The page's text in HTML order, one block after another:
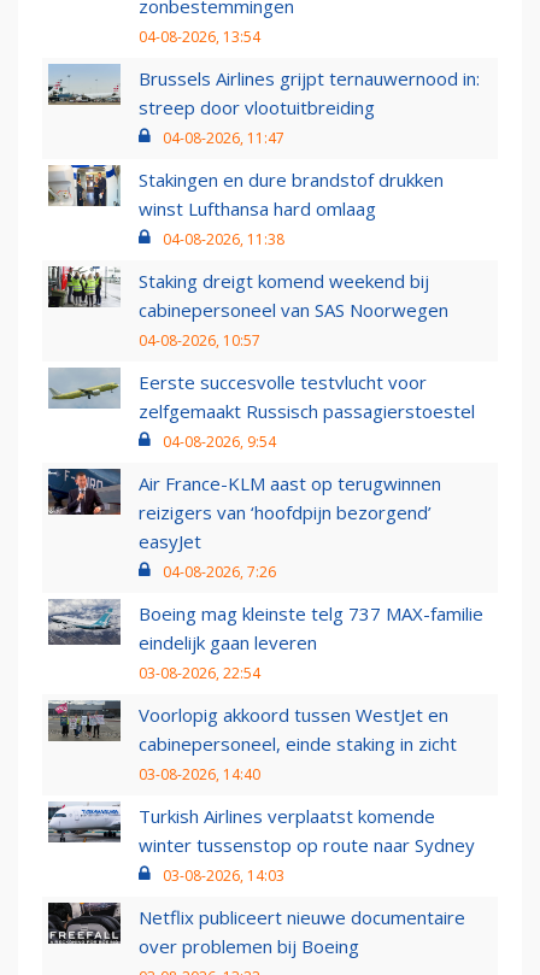
zonbestemmingen
04-08-2026, 13:54
Brussels Airlines grijpt ternauwernood in:
streep door vlootuitbreiding
04-08-2026, 11:47
Stakingen en dure brandstof drukken
winst Lufthansa hard omlaag
04-08-2026, 11:38
Staking dreigt komend weekend bij
cabinepersoneel van SAS Noorwegen
04-08-2026, 10:57
Eerste succesvolle testvlucht voor
zelfgemaakt Russisch passagierstoestel
04-08-2026, 9:54
Air France-KLM aast op terugwinnen
reizigers van ‘hoofdpijn bezorgend’
easyJet
04-08-2026, 7:26
Boeing mag kleinste telg 737 MAX-familie
eindelijk gaan leveren
03-08-2026, 22:54
Voorlopig akkoord tussen WestJet en
cabinepersoneel, einde staking in zicht
03-08-2026, 14:40
Turkish Airlines verplaatst komende
winter tussenstop op route naar Sydney
03-08-2026, 14:03
Netflix publiceert nieuwe documentaire
over problemen bij Boeing